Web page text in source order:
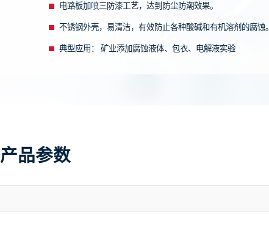
电路板加喷三防漆工艺，达到防尘防潮效果。
不锈钢外壳，易清洁，有效防止各种酸碱和有机溶剂的腐蚀。
典型应用： 矿业添加腐蚀液体、包衣、电解液实验
产品参数